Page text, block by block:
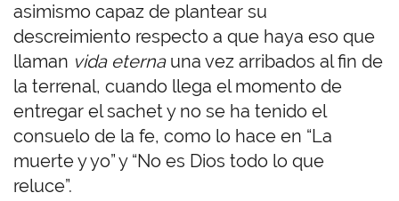
asimismo capaz de plantear su
descreimiento respecto a que haya eso que
llaman vida eternauna vez arribados al fin de
la terrenal, cuando llega el momento de
entregar el sachet y no se ha tenido el
consuelo de la fe, como lo hace en “La
muerte y yo” y “No es Dios todo lo que
reluce”.